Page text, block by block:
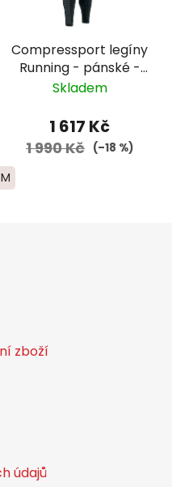
Compressport legíny
Running - pánské -
černá
Skladem
1 617 Kč
1 990 Kč (–18 %)
M
zboží
údajů